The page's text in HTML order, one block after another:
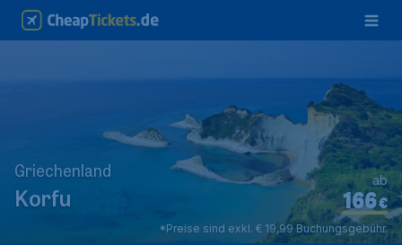
Griechenland
Korfu €
166
ab
*Preise sind exkl. € 19,99 Buchungsgebühr.